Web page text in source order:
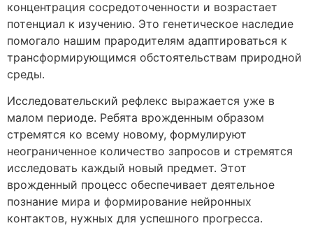
концентрация сосредоточенности и возрастает
потенциал к изучению. Это генетическое наследие
помогало нашим прародителям адаптироваться к
трансформирующимся обстоятельствам природной
среды.
Исследовательский рефлекс выражается уже в
малом периоде. Ребята врожденным образом
стремятся ко всему новому, формулируют
неограниченное количество запросов и стремятся
исследовать каждый новый предмет. Этот
врожденный процесс обеспечивает деятельное
познание мира и формирование нейронных
контактов, нужных для успешного прогресса.